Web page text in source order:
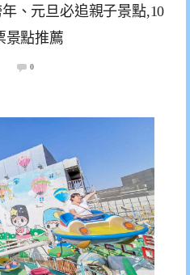
、元旦必追親子景點,10
景點推薦
0